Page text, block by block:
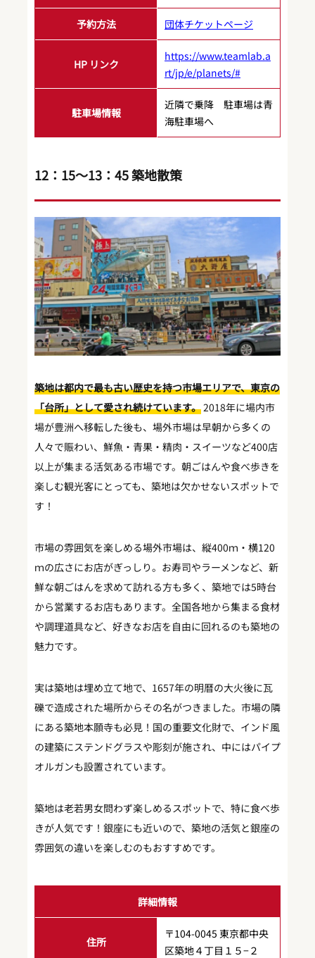
予約方法 団体チケットページ
HP リンク
https://www.teamlab.a
rt/jp/e/planets/#
駐車場情報
近隣で乗降 駐車場は青
海駐車場へ
12：15～13：45 築地散策
築地は都内で最も古い歴史を持つ市場エリアで、東京の
「台所」として愛され続けています。2018年に場内市
場が豊洲へ移転した後も、場外市場は早朝から多くの
人々で賑わい、鮮魚・青果・精肉・スイーツなど400店
以上が集まる活気ある市場です。朝ごはんや食べ歩きを
楽しむ観光客にとっても、築地は欠かせないスポットで
す！
市場の雰囲気を楽しめる場外市場は、縦400ｍ・横120
ｍの広さにお店がぎっしり。お寿司やラーメンなど、新
鮮な朝ごはんを求めて訪れる方も多く、築地では5時台
から営業するお店もあります。全国各地から集まる食材
や調理道具など、好きなお店を自由に回れるのも築地の
魅力です。
実は築地は埋め立て地で、1657年の明暦の大火後に瓦
礫で造成された場所からその名がつきました。市場の隣
にある築地本願寺も必見！国の重要文化財で、インド風
の建築にステンドグラスや彫刻が施され、中にはパイプ
オルガンも設置されています。
築地は老若男女問わず楽しめるスポットで、特に食べ歩
きが人気です！銀座にも近いので、築地の活気と銀座の
雰囲気の違いを楽しむのもおすすめです。
詳細情報
住所
〒104-0045 東京都中央
区築地４丁目１５−２